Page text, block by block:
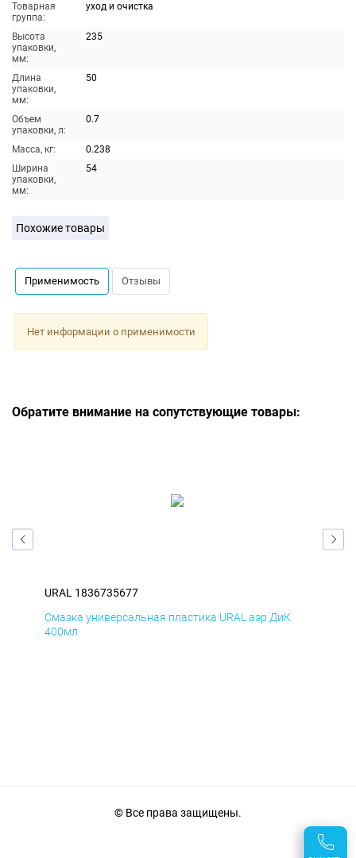
Товарная
группа:
уход и очистка
Высота
упаковки,
мм:
235
Длина
упаковки,
мм:
50
Объем
упаковки, л:
0.7
Масса, кг:
0.238
Ширина
упаковки,
мм:
54
Похожие товары
Применимость Отзывы
Нет информации о применимости
Обратите внимание на сопутствующие товары:
URAL 1836735677
Смазка универсальная пластика URAL аэр ДиК
400мл
© Все права защищены.